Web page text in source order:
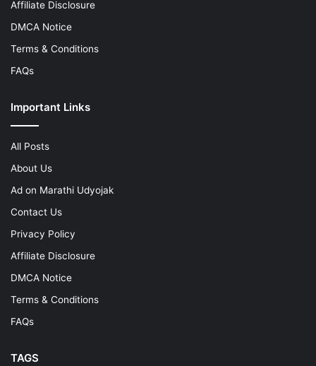
Affiliate Disclosure
DMCA Notice
Terms & Conditions
FAQs
Important Links
All Posts
About Us
Ad on Marathi Udyojak
Contact Us
Privacy Policy
Affiliate Disclosure
DMCA Notice
Terms & Conditions
FAQs
TAGS